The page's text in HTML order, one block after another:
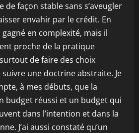
de façon stable sans s’aveugler
envahir par le crédit. En
en complexité, mais il
proche de la pratique
de faire des choix
une doctrine abstraite. Je
à mes débuts, que la
budget réussi et un budget qui
dans l’intention et dans la
J’ai aussi constaté qu’un